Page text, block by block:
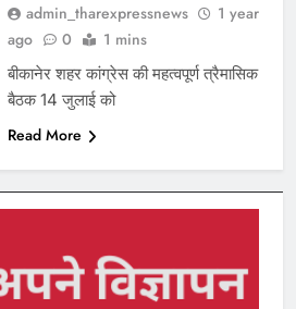
admin_tharexpressnews
1 year
ago
0 1 mins
बीकानेर शहर कांग्रेस की महत्वपूर्ण त्रैमासिक
बैठक 14 जुलाई को
Read More